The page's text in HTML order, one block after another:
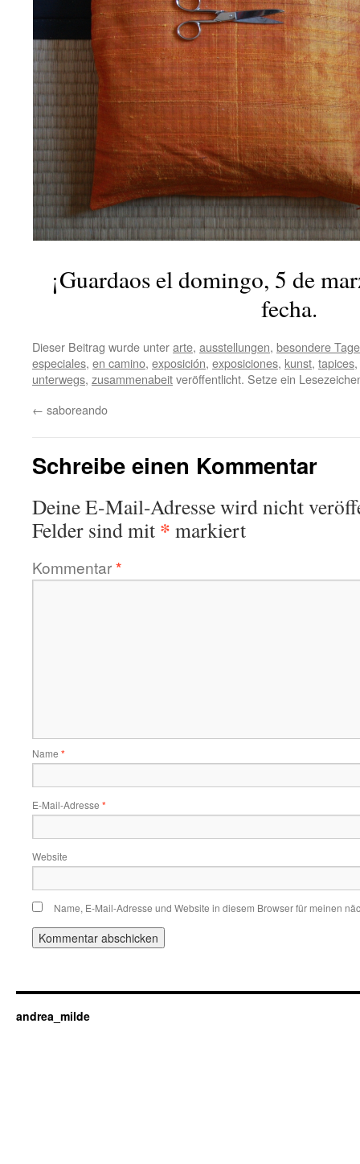
¡Guardaos el domingo, 5 de
fecha.
Dieser Beitrag wurde unterarte, ausstellungen, besondere Tage
especiales, en camino, exposición, exposiciones, kunst, tapices,
unterwegs, zusammenabeitveröffentlicht. Setze ein
← saboreando
Schreibe einen Kommentar
Deine E-Mail-Adresse wird nicht
Felder sind mit * markiert
Kommentar*
Name *
E-Mail-Adresse *
Website
Name, E-Mail-Adresse und Website in diesem Browser für meinen
andrea_milde